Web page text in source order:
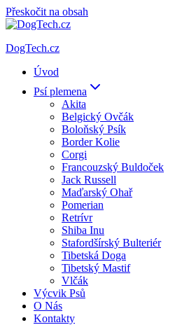
Přeskočit na obsah
DogTech.cz
Úvod
Psí plemena
Akita
Belgický Ovčák
Boloňský Psík
Border Kolie
Corgi
Francouzský Buldoček
Jack Russell
Maďarský Ohař
Pomerian
Retrívr
Shiba Inu
Stafordšírský Bulteriér
Tibetská Doga
Tibetský Mastif
Vlčák
Výcvik Psů
O Nás
Kontakty